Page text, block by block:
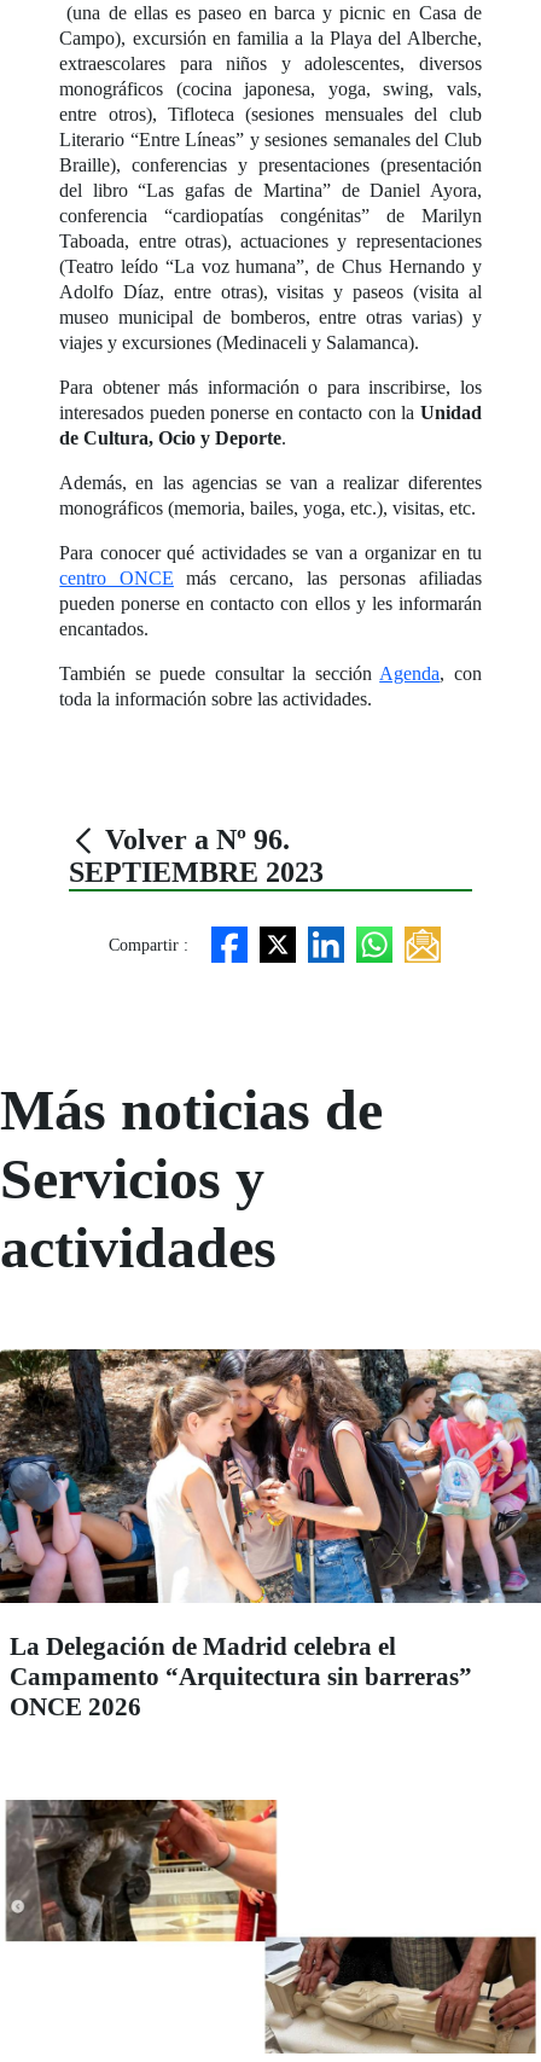
(una de ellas es paseo en barca y picnic en Casa de
Campo), excursión en familia a la Playa del Alberche,
extraescolares para niños y adolescentes, diversos
monográficos (cocina japonesa, yoga, swing, vals,
entre otros), Tifloteca (sesiones mensuales del club
Literario “Entre Líneas” y sesiones semanales del Club
Braille), conferencias y presentaciones (presentación
del libro “Las gafas de Martina” de Daniel Ayora,
conferencia “cardiopatías congénitas” de Marilyn
Taboada, entre otras), actuaciones y representaciones
(Teatro leído “La voz humana”, de Chus Hernando y
Adolfo Díaz, entre otras), visitas y paseos (visita al
museo municipal de bomberos, entre otras varias) y
viajes y excursiones (Medinaceli y Salamanca).
Para obtener más información o para inscribirse, los
interesados pueden ponerse en contacto con la Unidad
de Cultura, Ocio y Deporte.
Además, en las agencias se van a realizar diferentes
monográficos (memoria, bailes, yoga, etc.), visitas, etc.
Para conocer qué actividades se van a organizar en tu
centro ONCE más cercano, las personas afiliadas
pueden ponerse en contacto con ellos y les informarán
encantados.
También se puede consultar la secciónAgenda, con
toda la información sobre las actividades.
Volver a Nº 96.
SEPTIEMBRE 2023
Compartir :
Más noticias de
Servicios y
actividades
La Delegación de Madrid celebra el
Campamento “Arquitectura sin barreras”
ONCE 2026